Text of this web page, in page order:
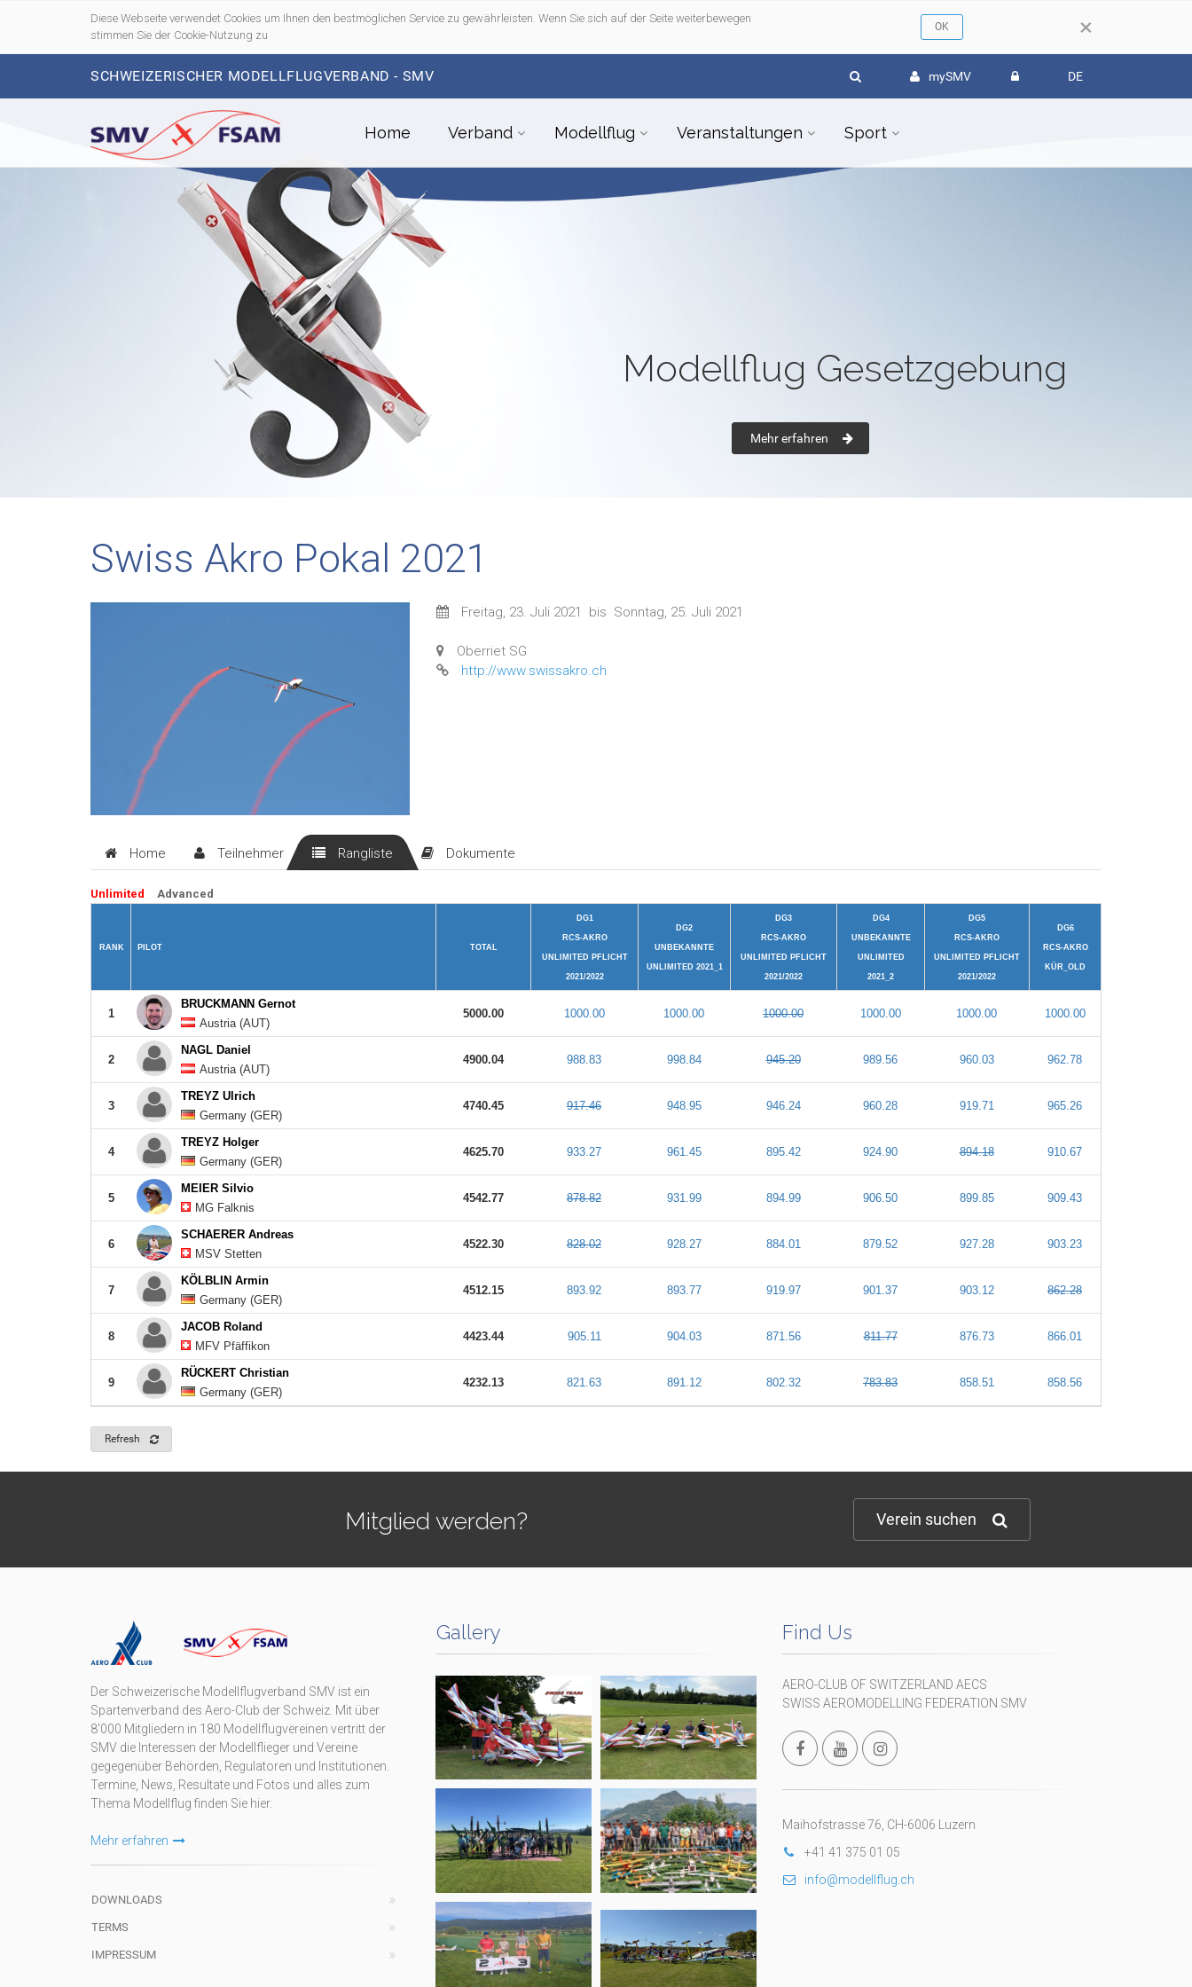
×
Diese Webseite verwendet Cookies um Ihnen den bestmöglichen Service zu gewährleisten. Wenn Sie sich auf der Seite weiterbewegen
stimmen Sie der Cookie-Nutzung zu
SCHWEIZERISCHER MODELLFLUGVERBAND - SMV mySMV DE
Home Verband Modellflug Veranstaltungen Sport
Modellflug Gesetzgebung
Mehr erfahren
Swiss Akro Pokal 2021
Freitag, 23. Juli 2021 bis Sonntag, 25. Juli 2021
Oberriet SG
http://www.swissakro.ch
Home Teilnehmer Rangliste Dokumente
Unlimited Advanced
RANK PILOT TOTAL
DG1
RCS-AKRO
UNLIMITED PFLICHT
2021/2022
DG2
UNBEKANNTE
UNLIMITED 2021_1
DG3
RCS-AKRO
UNLIMITED PFLICHT
2021/2022
DG4
UNBEKANNTE
UNLIMITED
2021_2
DG5
RCS-AKRO
UNLIMITED PFLICHT
2021/2022
DG6
RCS-AKRO
KÜR_OLD
1
BRUCKMANN Gernot
Austria (AUT)
5000.00 1000.00 1000.00 1000.00 1000.00 1000.00 1000.00
2
NAGL Daniel
Austria (AUT)
4900.04 988.83 998.84 945.20 989.56 960.03 962.78
3
TREYZ Ulrich
Germany (GER)
4740.45 917.46 948.95 946.24 960.28 919.71 965.26
4
TREYZ Holger
Germany (GER)
4625.70 933.27 961.45 895.42 924.90 894.18 910.67
5
MEIER Silvio
MG Falknis
4542.77 878.82 931.99 894.99 906.50 899.85 909.43
6
SCHAERER Andreas
MSV Stetten
4522.30 828.02 928.27 884.01 879.52 927.28 903.23
7
KÖLBLIN Armin
Germany (GER)
4512.15 893.92 893.77 919.97 901.37 903.12 862.28
8
JACOB Roland
MFV Pfäffikon
4423.44 905.11 904.03 871.56 811.77 876.73 866.01
9
RÜCKERT Christian
Germany (GER)
4232.13 821.63 891.12 802.32 783.83 858.51 858.56
Refresh
Mitglied werden? Verein suchen
Der Schweizerische Modellflugverband SMV ist ein
Spartenverband des Aero-Club der Schweiz. Mit über
8'000 Mitgliedern in 180 Modellflugvereinen vertritt der
SMV die Interessen der Modellflieger und Vereine
gegegenüber Behörden, Regulatoren und Institutionen.
Termine, News, Resultate und Fotos und alles zum
Thema Modellflug finden Sie hier.
Mehr erfahren
DOWNLOADS
TERMS
IMPRESSUM
Gallery Find Us
AERO-CLUB OF SWITZERLAND AECS
SWISS AEROMODELLING FEDERATION SMV
Maihofstrasse 76, CH-6006 Luzern
+41 41 375 01 05
info@modellflug.ch